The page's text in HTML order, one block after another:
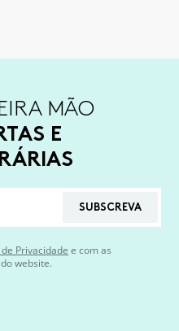
MÃO
E
SUBSCREVA
Privacidade e com as
do website.